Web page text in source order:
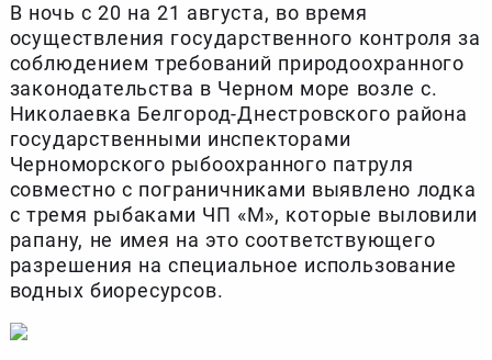
В ночь с 20 на 21 августа, во время
осуществления государственного контроля за
соблюдением требований природоохранного
законодательства в Черном море возле с.
Николаевка Белгород-Днестровского района
государственными инспекторами
Черноморского рыбоохранного патруля
совместно с пограничниками выявлено лодка
с тремя рыбаками ЧП «М», которые выловили
рапану, не имея на это соответствующего
разрешения на специальное использование
водных биоресурсов.